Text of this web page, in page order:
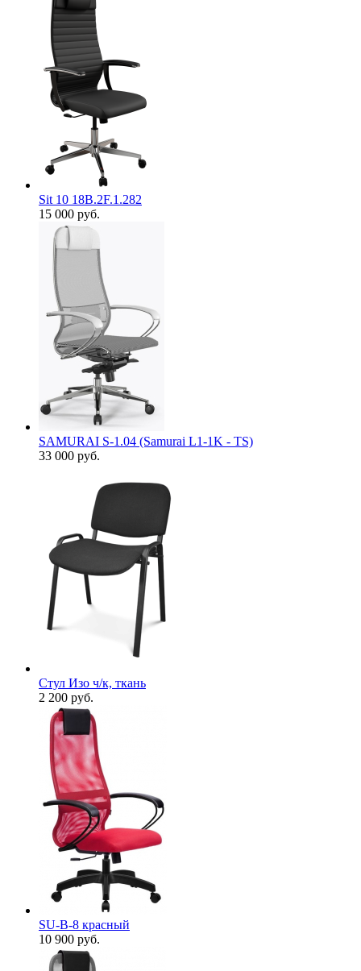
Sit 10 18B.2F.1.282
15 000 руб.
SAMURAI S-1.04 (Samurai L1-1K - TS)
33 000 руб.
Стул Изо ч/к, ткань
2 200 руб.
SU-B-8 красный
10 900 руб.